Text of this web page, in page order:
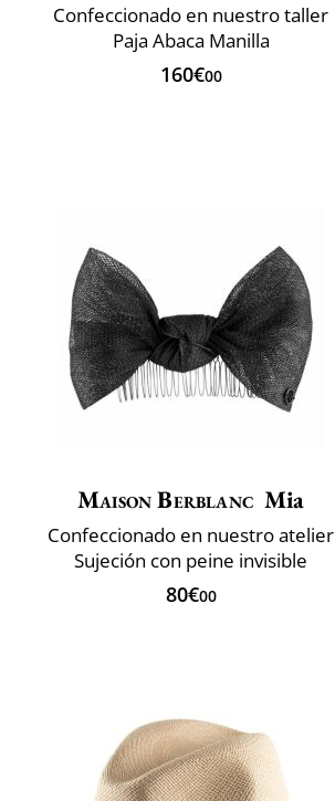
Confeccionado en nuestro taller
Paja Abaca Manilla
160€00
Maison Berblanc Mia
Confeccionado en nuestro atelier
Sujeción con peine invisible
80€00